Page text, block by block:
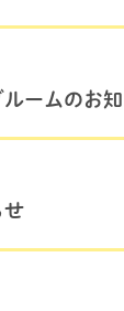
ームのお